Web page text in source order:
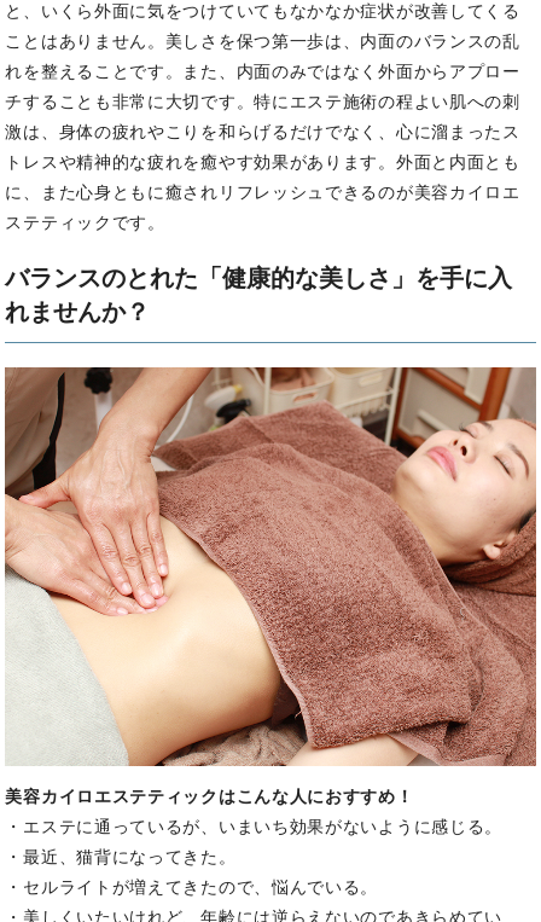
と、いくら外面に気をつけていてもなかなか症状が改善してくる
ことはありません。 美しさを保つ第一歩は、内面のバランスの乱
れを整えることです。また、内面のみではなく外面からアプロー
チすることも非常に大切です。特にエステ施術の程よい肌への刺
激は、身体の疲れやこりを和らげるだけでなく、心に溜まったス
トレスや精神的な疲れを癒やす効果があります。 外面と内面とも
に、また心身ともに癒されリフレッシュできるのが美容カイロエ
ステティックです。
バランスのとれた「健康的な美しさ」を手に入
れませんか？
美容カイロエステティックはこんな人におすすめ！
・エステに通っているが、いまいち効果がないように感じる。
・最近、猫背になってきた。
・セルライトが増えてきたので、悩んでいる。
・美しくいたいけれど、年齢には逆らえないのであきらめてい